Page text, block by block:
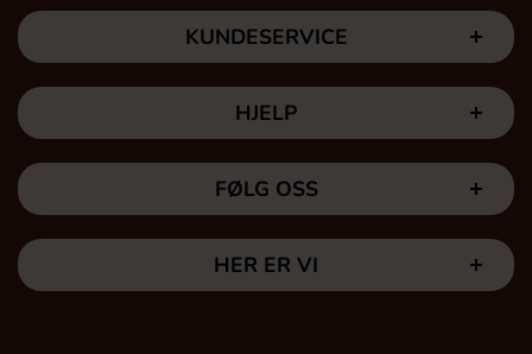
KUNDESERVICE
HJELP
FØLG OSS
HER ER VI